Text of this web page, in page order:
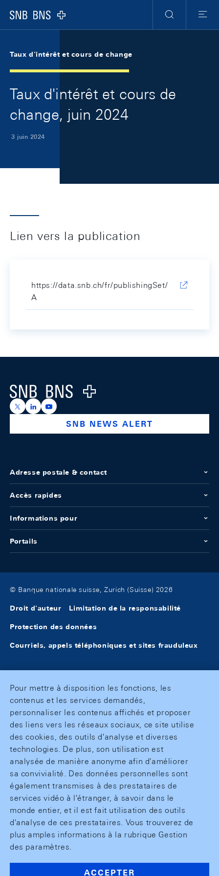
Logo
RechercheMenu
Taux d'intérêt et cours de change
Taux d'intérêt et cours de
change, juin 2024
3 juin 2024
Lien vers la publication
https://data.snb.ch/fr/publishingSet/
A
Logo
https://x.com/snb_bns
https://ch.linkedin.com/company/swiss-national-
https://www.youtube.com/@swissnationalbank
SNB NEWS ALERT
Adresse postale & contact
Accès rapides
Informations pour
Portails
© Banque nationale suisse, Zurich (Suisse) 2026
Droit d'auteur Limitation de la responsabilité
Protection des données
Courriels, appels téléphoniques et sites frauduleux
Pour mettre à disposition les fonctions, les
contenus et les services demandés,
personnaliser les contenus affichés et proposer
des liens vers les réseaux sociaux, ce site utilise
des cookies, des outils d'analyse et diverses
technologies. De plus, son utilisation est
analysée de manière anonyme afin d'améliorer
sa convivialité. Des données personnelles sont
également transmises à des prestataires de
services vidéo à l'étranger, à savoir dans le
monde entier, et il est fait utilisation des outils
d'analyse de ces prestataires. Vous trouverez de
plus amples informations à la rubrique Gestion
des paramètres.
ACCEPTER